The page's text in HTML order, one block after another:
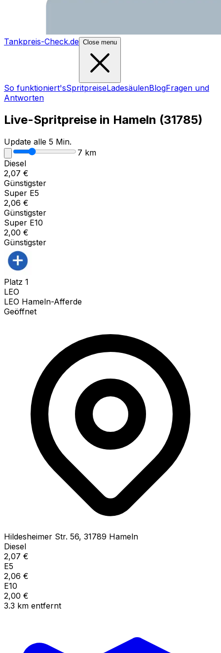
Tankpreis-Check.de Close menu
So funktioniert'sSpritpreiseLadesäulenBlogFragen und
Antworten
Live-Spritpreise in Hameln (31785)
Update alle 5 Min.
7 km
Diesel
2,07 €
Günstigster
Super E5
2,06 €
Günstigster
Super E10
2,00 €
Günstigster
Platz 1
LEO
LEO Hameln-Afferde
Geöffnet
Hildesheimer Str. 56, 31789 Hameln
Diesel
2,07 €
E5
2,06 €
E10
2,00 €
3.3 km entfernt